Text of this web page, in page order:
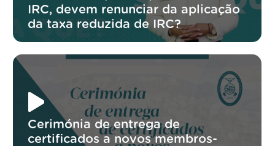
IRC, devem renunciar da aplicação
da taxa reduzida de IRC?
Cerimónia de entrega de
certificados a novos membros-